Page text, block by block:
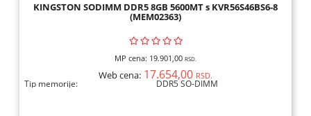
KINGSTON SODIMM DDR5 8GB 5600MT s KVR56S46BS6-8
(MEM02363)
MP cena: 19.901,00 RSD.
Web cena: 17.654,00 RSD.
Tip memorije: DDR5 SO-DIMM